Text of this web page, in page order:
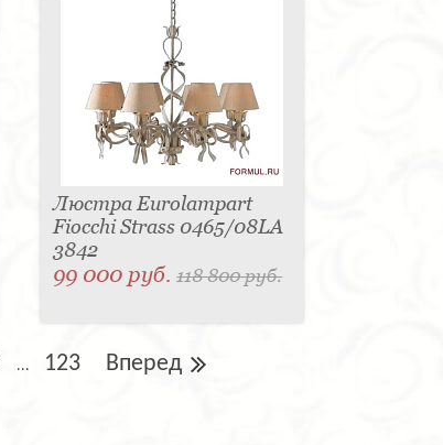
Люстра Eurolampart
Fiocchi Strass 0465/08LA
3842
99 000 руб.118 800 руб.
... 123 Вперед